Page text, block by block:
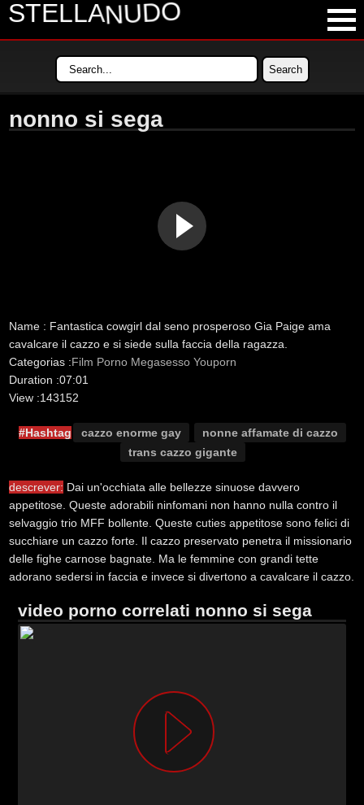
STELLANUDO
LATEST VIDEOS
LONGEST VIDEOS
nonno si sega
Name : Fantastica cowgirl dal seno prosperoso Gia Paige ama
cavalcare il cazzo e si siede sulla faccia della ragazza.
Categorias :Film Porno Megasesso Youporn
Duration :07:01
View :143152
#Hashtag cazzo enorme gay
nonne affamate di cazzo
trans cazzo gigante
descrever: Dai un'occhiata alle bellezze sinuose davvero
appetitose. Queste adorabili ninfomani non hanno nulla contro il
selvaggio trio MFF bollente. Queste cuties appetitose sono felici di
succhiare un cazzo forte. Il cazzo preservato penetra il missionario
delle fighe carnose bagnate. Ma le femmine con grandi tette
adorano sedersi in faccia e invece si divertono a cavalcare il cazzo.
video porno correlati nonno si sega